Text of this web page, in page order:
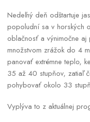
Nedeľný deň odštartuje
popoludní sa v horských
oblačnosť a výnimočne aj
množstvom zrážok do 4
panovať extrémne teplo,
35 až 40 stupňov, zatiaľ
pohybovať okolo 33
Vyplýva to z aktuálnej